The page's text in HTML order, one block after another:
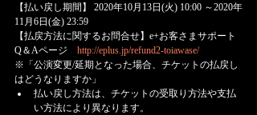
【払い戻し期間】 2020年10月13日(火) 10:00 ～2020年
11月6日(金) 23:59
【払戻方法に関するお問合せ】e+お客さまサポート
Q＆Aページ http://eplus.jp/refund2-toiawase/
※「公演変更/延期となった場合、チケットの払戻し
はどうなりますか」
払い戻し方法は、チケットの受取り方法や支払
い方法により異なります。